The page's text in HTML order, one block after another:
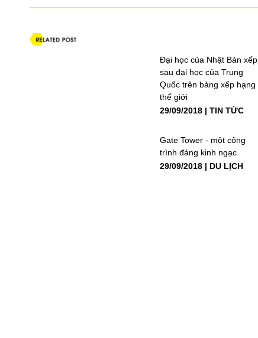
Đại học của Nhật Bản xếp
sau đại học của Trung
Quốc trên bảng xếp hạng
thế giới
29/09/2018
TIN TỨC
Gate Tower - một công
trình đáng kinh ngạc
29/09/2018
DU LỊCH